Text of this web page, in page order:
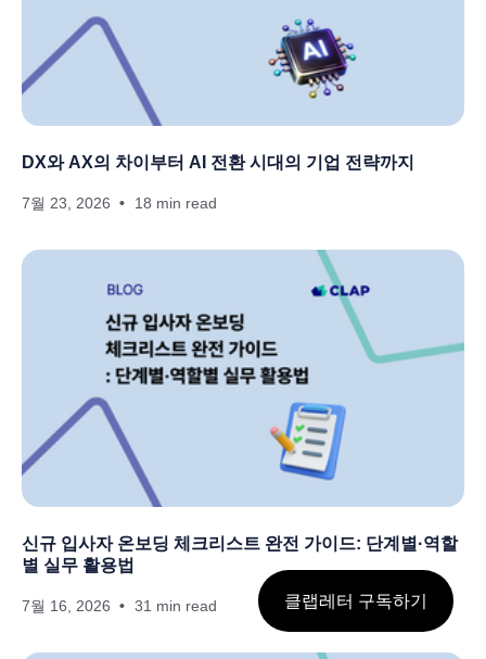
DX와 AX의 차이부터 AI 전환 시대의 기업 전략까지
7월 23, 2026 18 min read
신규 입사자 온보딩 체크리스트 완전 가이드: 단계별·역할
별 실무 활용법
7월 16, 2026 31 min read 클랩레터 구독하기